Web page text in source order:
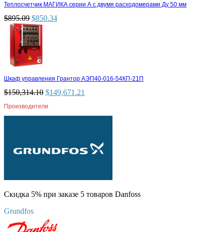
Теплосчетчик МАГИКА серии А с двумя расходомерами Ду 50 мм
$895.09 $850.34
Шкаф управления Грантор АЭП40-016-54КП-21П
$150,314.10 $149,671.21
Производители
Скидка 5% при заказе 5 товаров Danfoss
Grundfos